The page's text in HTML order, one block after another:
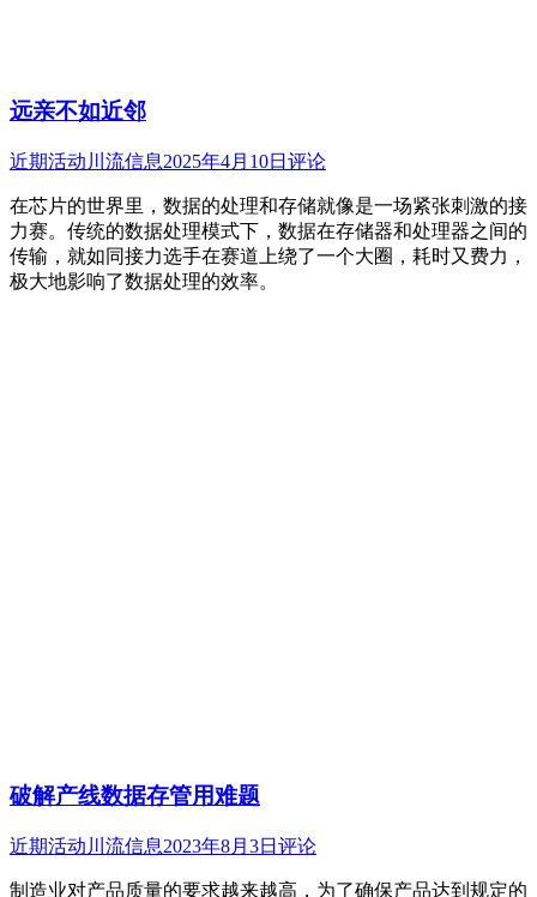
远亲不如近邻
近期活动 川流信息2025年4月10日 评论
在芯片的世界里，数据的处理和存储就像是一场紧张刺激的接
力赛。传统的数据处理模式下，数据在存储器和处理器之间的
传输，就如同接力选手在赛道上绕了一个大圈，耗时又费力，
极大地影响了数据处理的效率。
破解产线数据存管用难题
近期活动 川流信息2023年8月3日 评论
制造业对产品质量的要求越来越高，为了确保产品达到规定的